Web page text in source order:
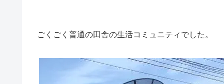
ごくごく普通の田舎の生活コミュニティでした。